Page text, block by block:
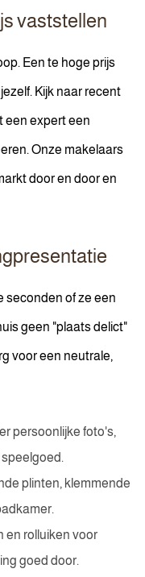
vaststellen
Een te hoge prijs
Kijk naar recent
een expert een
Onze makelaars
door en door en
seconden of ze een
geen "plaats delict"
voor een neutrale,
persoonlijke foto's,
plinten, klemmende
en rolluiken voor
goed door.